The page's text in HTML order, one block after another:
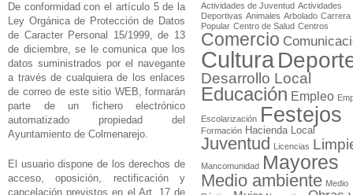
De conformidad con el artículo 5 de la
Ley Orgánica de Protección de Datos
de Caracter Personal 15/1999, de 13
de diciembre, se le comunica que los
datos suministrados por el navegante
a través de cualquiera de los enlaces
de correo de este sitio WEB, formarán
parte de un fichero electrónico
automatizado propiedad del
Ayuntamiento de Colmenarejo.
El usuario dispone de los derechos de
acceso, oposición, rectificación y
cancelación previstos en el Art. 17 de
Actividades de Juventud Actividades
Deportivas Animales Arbolado Carrera
Popular Centro de Salud Centros
Comercio
Cultura
Desarrollo Local
Educación Empleo
Escolarización Festejos
Formación Hacienda Local
Juventud Licencias
Mancomunidad Mayores
Medio ambiente Medio